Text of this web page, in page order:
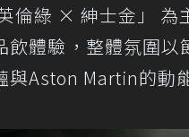
倫綠 × 紳士金」 為
飲體驗，整體氛圍
與Aston Martin的動